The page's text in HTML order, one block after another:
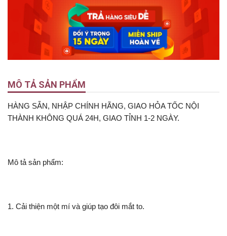
MÔ TẢ SẢN PHẨM
HÀNG SẴN, NHẬP CHÍNH HÃNG, GIAO HỎA TỐC NỘI
THÀNH KHÔNG QUÁ 24H, GIAO TỈNH 1-2 NGÀY.
Mô tả sản phẩm:
1. Cải thiện một mí và giúp tạo đôi mắt to.